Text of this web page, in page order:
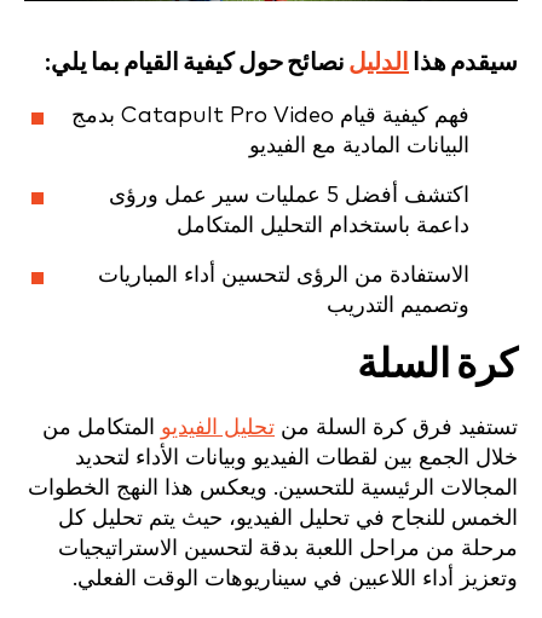
سيقدم هذا الدليل نصائح حول كيفية القيام بما يلي:
فهم كيفية قيام Catapult Pro Video بدمج
البيانات المادية مع الفيديو
اكتشف أفضل 5 عمليات سير عمل ورؤى
داعمة باستخدام التحليل المتكامل
الاستفادة من الرؤى لتحسين أداء المباريات
وتصميم التدريب
كرة السلة
تستفيد فرق كرة السلة من تحليل الفيديو المتكامل من
خلال الجمع بين لقطات الفيديو وبيانات الأداء لتحديد
المجالات الرئيسية للتحسين. ويعكس هذا النهج الخطوات
الخمس للنجاح في تحليل الفيديو، حيث يتم تحليل كل
مرحلة من مراحل اللعبة بدقة لتحسين الاستراتيجيات
وتعزيز أداء اللاعبين في سيناريوهات الوقت الفعلي.